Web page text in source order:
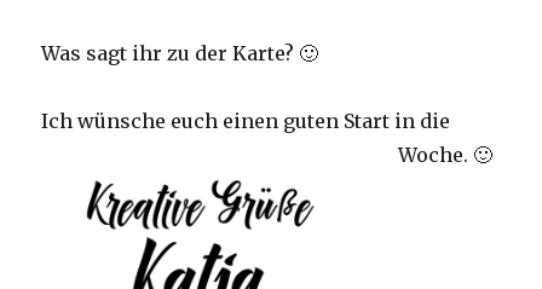
Was sagt ihr zu der Karte? 🙂
Ich wünsche euch einen guten Start in die
Woche. 🙂